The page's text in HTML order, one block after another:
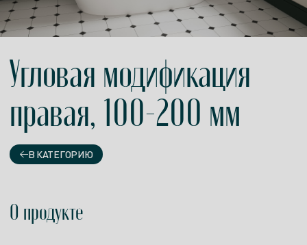
Угловая модификация
правая, 100-200 мм
В КАТЕГОРИЮ
О продукте